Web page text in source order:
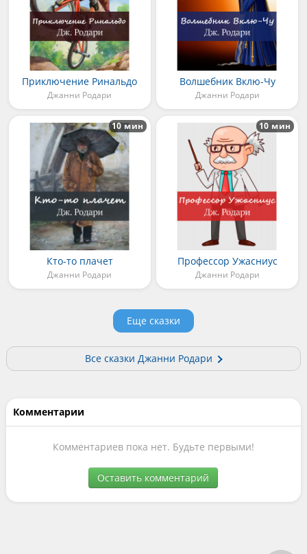
Приключение Ринальдо
Джанни Родари
Волшебник Вклю-Чу
Джанни Родари
Кто-то плачет
Джанни Родари
10 мин
Профессор Ужасниус
Джанни Родари
10 мин
Еще сказки
Все сказки Джанни Родари
Комментарии
Комментариев пока нет. Будьте первыми!
Оставить комментарий